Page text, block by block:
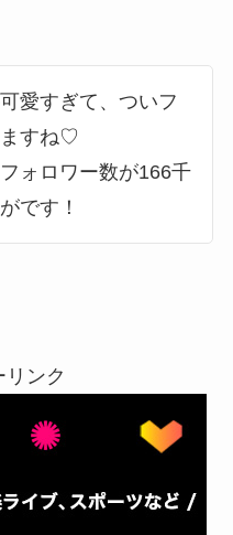
愛すぎて、ついフ
ますね♡
ォロワー数が166千
です！
リンク